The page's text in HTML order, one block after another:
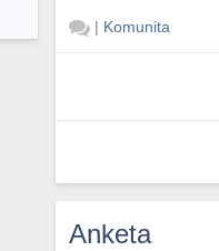
| Komunita
Anketa